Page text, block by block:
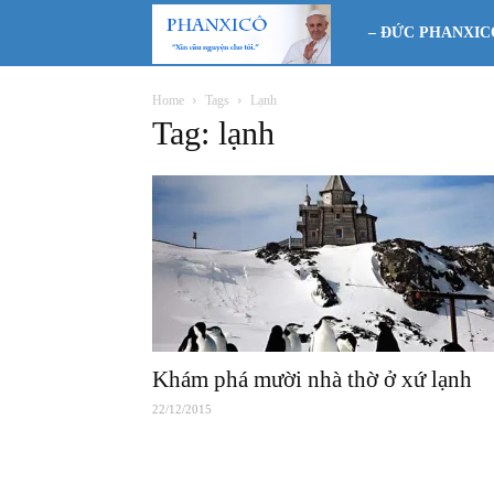
Phanxicô
– ĐỨC
Home Tags Lạnh
Tag: lạnh
Khám phá mười nhà thờ ở xứ lạnh
22/12/2015